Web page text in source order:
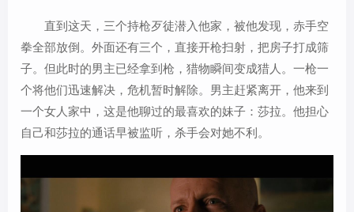
直到这天，三个持枪歹徒潜入他家，被他发现，赤手空
拳全部放倒。外面还有三个，直接开枪扫射，把房子打成筛
子。但此时的男主已经拿到枪，猎物瞬间变成猎人。一枪一
个将他们迅速解决，危机暂时解除。男主赶紧离开，他来到
一个女人家中，这是他聊过的最喜欢的妹子：莎拉。他担心
自己和莎拉的通话早被监听，杀手会对她不利。